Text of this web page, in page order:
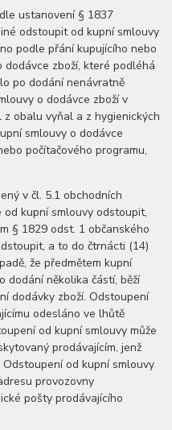
ustanovení § 1837
odstoupit od kupní smlouvy
podle přání kupujícího nebo
zboží, které podléhá
po dodání nenávratně
o dodávce zboží v
obalu vyňal a z hygienických
smlouvy o dodávce
počítačového programu,
v čl. 5.1 obchodních
kupní smlouvy odstoupit,
§ 1829 odst. 1 občanského
a to do čtrnácti (14)
že předmětem kupní
dodání několika částí, běží
dodávky zboží. Odstoupení
odesláno ve lhůtě
od kupní smlouvy může
prodávajícím, jenž
od kupní smlouvy
provozovny
pošty prodávajícího